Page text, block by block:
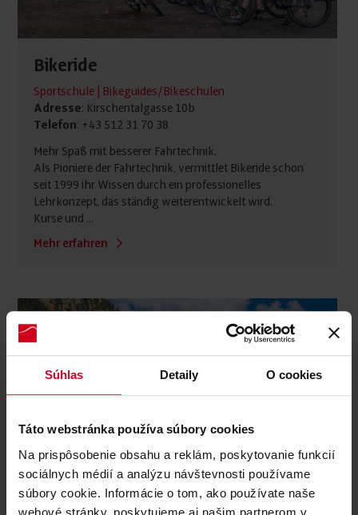
Súhlas Detaily O cookies
Táto webstránka používa súbory cookies
Na prispôsobenie obsahu a reklám, poskytovanie funkcií
sociálnych médií a analýzu návštevnosti používame
súbory cookie. Informácie o tom, ako používate naše
webové stránky, poskytujeme aj našim partnerom v
Bikeride
Sportschule | Bikeguides/Bikeschulen
Adresse: Kirschentalgasse 10b
Telefon: +43 512 31 70 38
Mehr Spaß mit besserer Fahrtechnik.
Als Pioniere der Fahrtechnik, vermittlet Bikeride schon
seit 1999 ihr Wissen durch ein professionelles
Lehrkonzept, das ständig weiterentwickelt wird.
Kurse und ...
Mehr erfahren